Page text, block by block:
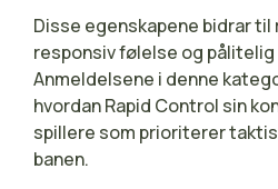
Disse egenskapene bidrar
responsiv følelse og pålitelig
Anmeldelsene i denne
hvordan Rapid Control sin
spillere som prioriterer
banen.